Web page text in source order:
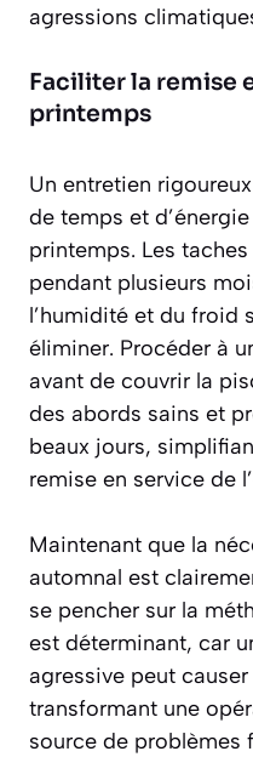
agressions
Faciliter la remise
printemps
Un entretien
de temps et
printemps. Les
pendant plusieurs
l’humidité et du froid
éliminer. Procéder à
avant de couvrir la
des abords sains et
beaux jours,
remise en service de
Maintenant que la
automnal est
se pencher sur la
est déterminant, car
agressive peut
transformant une
source de problèmes